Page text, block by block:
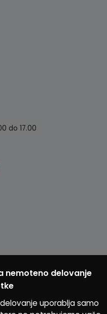
do 17.00
nemoteno delovanje
uporablja samo